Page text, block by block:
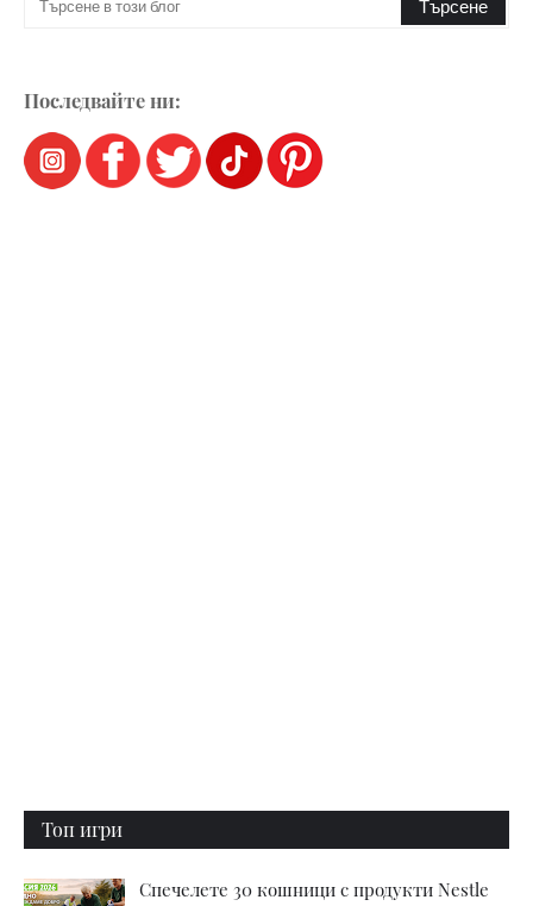
Последвайте ни:
Топ игри
Спечелете 30 кошници с продукти Nestle